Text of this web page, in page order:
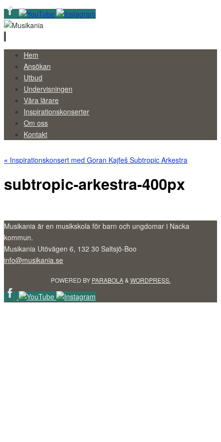
Skip
content
Hem
Ansökan
Utbud
Undervisningen
Våra lärare
Inspirationskonserter
Om oss
Kontakt
« Inspirationskonsert med Goran Kajfeš Subtropic Arkestra
subtropic-arkestra-400px
Musikania är en musikskola för barn och ungdomar i Nacka
kommun.
Musikania Utövägen 6, 132 30 Saltsjö-Boo
info@musikania.se
POWERED BY PARABOLA& WORDPRESS.